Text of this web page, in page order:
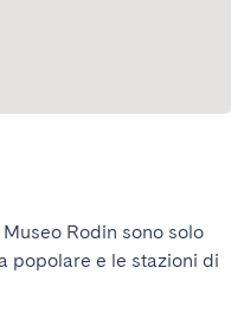
Rodin sono solo
popolare e le stazioni di